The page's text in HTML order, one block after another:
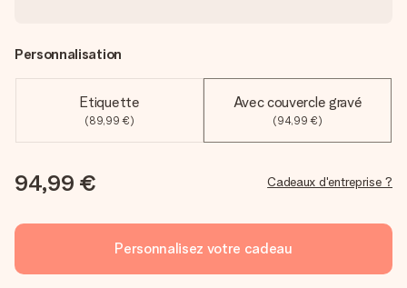
Personnalisation
Etiquette
(89,99 €)
Avec couvercle gravé
(94,99 €)
94,99 € Cadeaux d'entreprise ?
Personnalisez votre cadeau